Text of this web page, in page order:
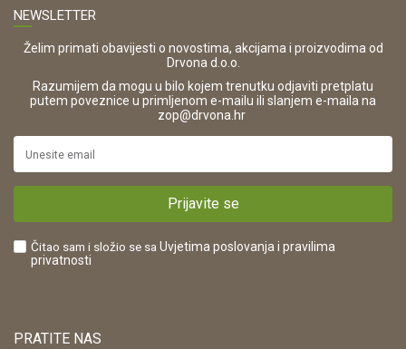
OIB:
42821181683
16280
https://www.drvona.hr/
POREZNI BROJ:
Zaštita privatnosti i osobnih podataka
Korištenje kolačića
Pravo na odustajanje i jednostrani raskid ugovora
Reklamacije
Plaćanje karticama
Što dobivam registracijom?
NEWSLETTER
Želim primati obavijesti o novostima, akcijama i proizvodima od
Drvona d.o.o.
Razumijem da mogu u bilo kojem trenutku odjaviti pretplatu
putem poveznice u primljenom e-mailu ili slanjem e-maila na
zop@drvona.hr
Prijavite se
Čitao sam i složio se sa Uvjetima poslovanja i pravilima
privatnosti
PRATITE NAS